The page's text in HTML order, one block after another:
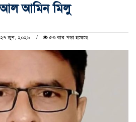
আমিন মিলু
২৭ জুন, ২০২৬
৫৩ বার পড়া হয়েছে